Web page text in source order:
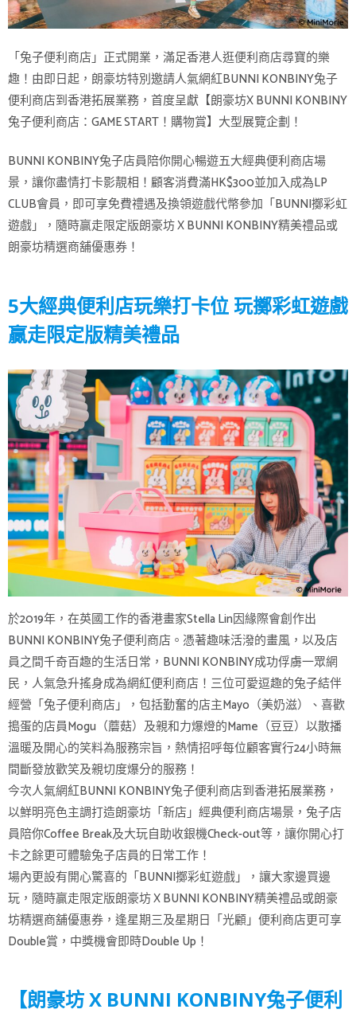
「兔子便利商店」正式開業，滿足香港人逛便利商店尋寶的樂
趣！由即日起，朗豪坊特別邀請人氣網紅BUNNI KONBINY兔子
便利商店到香港拓展業務，首度呈獻【朗豪坊X BUNNI KONBINY
兔子便利商店：GAME START！購物賞】大型展覽企劃！
BUNNI KONBINY兔子店員陪你開心暢遊五大經典便利商店場
景，讓你盡情打卡影靚相！顧客消費滿HK$300並加入成為LP
CLUB會員，即可享免費禮遇及換領遊戲代幣參加「BUNNI擲彩虹
遊戲」，隨時贏走限定版朗豪坊 X BUNNI KONBINY精美禮品或
朗豪坊精選商舖優惠券！
5大經典便利店玩樂打卡位 玩擲彩虹遊戲
贏走限定版精美禮品
於2019年，在英國工作的香港畫家Stella Lin因緣際會創作出
BUNNI KONBINY兔子便利商店。憑著趣味活潑的畫風，以及店
員之間千奇百趣的生活日常，BUNNI KONBINY成功俘虜一眾網
民，人氣急升搖身成為網紅便利商店！三位可愛逗趣的兔子結伴
經營「兔子便利商店」，包括勤奮的店主Mayo（美奶滋）、喜歡
搗蛋的店員Mogu（蘑菇）及親和力爆燈的Mame（豆豆）以散播
溫暖及開心的笑料為服務宗旨，熱情招呼每位顧客實行24小時無
間斷發放歡笑及親切度爆分的服務！
今次人氣網紅BUNNI KONBINY兔子便利商店到香港拓展業務，
以鮮明亮色主調打造朗豪坊「新店」經典便利商店場景，兔子店
員陪你Coffee Break及大玩自助收銀機Check-out等，讓你開心打
卡之餘更可體驗兔子店員的日常工作！
場內更設有開心驚喜的「BUNNI擲彩虹遊戲」，讓大家邊買邊
玩，隨時贏走限定版朗豪坊 X BUNNI KONBINY精美禮品或朗豪
坊精選商舖優惠券，逢星期三及星期日「光顧」便利商店更可享
Double賞，中獎機會即時Double Up！
【朗豪坊 X BUNNI KONBINY兔子便利